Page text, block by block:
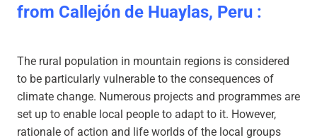
from Callejón de Huaylas, Peru :
The rural population in mountain regions is considered
to be particularly vulnerable to the consequences of
climate change. Numerous projects and programmes are
set up to enable local people to adapt to it. However,
rationale of action and life worlds of the local groups